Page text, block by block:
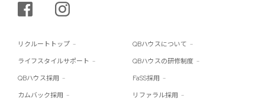
シェアする
リクルートトップ QBハウスについて
ライフスタイルサポート QBハウスの研修制度
QBハウス採用 FaSS採用
カムバック採用 リファラル採用